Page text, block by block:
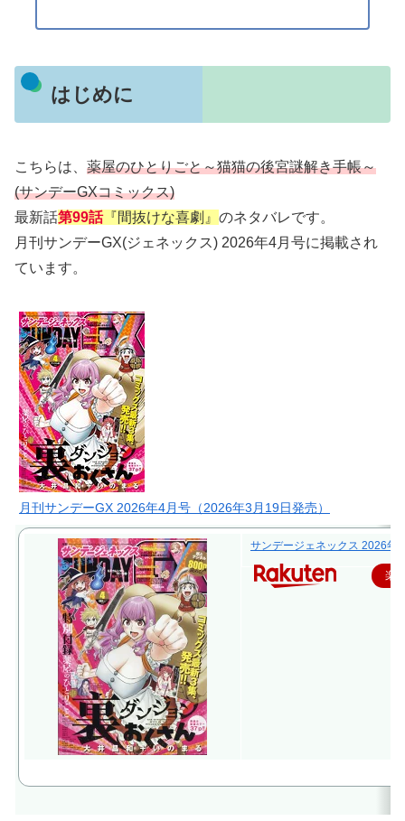
はじめに
こちらは、 薬屋のひとりごと～猫猫の後宮謎解き手帳～
(サンデーGXコミックス)
最新話第99話『間抜けな喜劇』 のネタバレです。
月刊サンデーGX(ジェネックス) 2026年4月号に掲載され
ています。
月刊サンデーGX 2026年4月号（2026年3月19日発売）
サンデージェネックス 2026年
楽